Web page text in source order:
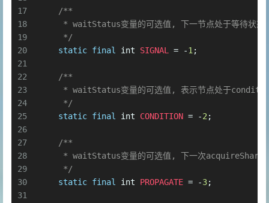
17
18
19
20
21
22
23
24
25
26
27
28
29
30
31
/**
* waitStatus变量的可选值, 下一节点处于等待状态
     */
static final int SIGNAL = -1;
/**
* waitStatus变量的可选值, 表示节点处于
     */
static final int CONDITION = -2;
/**
* waitStatus变量的可选值, 下一次acquireShared
     */
static final int PROPAGATE = -3;